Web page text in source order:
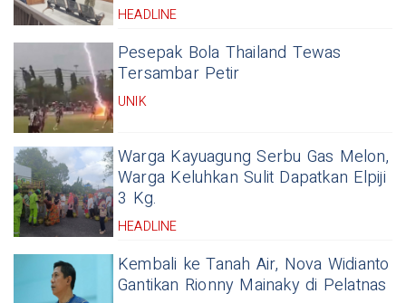
HEADLINE
Pesepak Bola Thailand Tewas
Tersambar Petir
UNIK
Warga Kayuagung Serbu Gas Melon,
Warga Keluhkan Sulit Dapatkan Elpiji
3 Kg.
HEADLINE
Kembali ke Tanah Air, Nova Widianto
Gantikan Rionny Mainaky di Pelatnas